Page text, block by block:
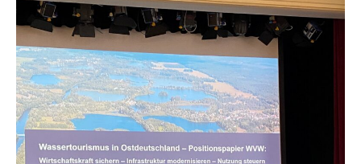
zum
Wassertourismus
in
Ostdeutschland
beim
Erfahrungsaustausch
in
Hennigsdorf